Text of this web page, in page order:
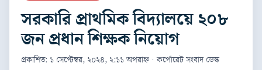
সরকারি প্রাথমিক বিদ্যালয়ে ২০৮
জন প্রধান শিক্ষক নিয়োগ
প্রকাশিত: ১ সেপ্টেম্বর, ২০২৪, ২:১১ অপরাহ্ন · কর্পোরেট সংবাদ ডেস্ক